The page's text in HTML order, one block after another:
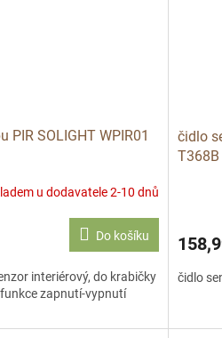
PIR SOLIGHT WPIR01
u dodavatele 2-10 dnů
Do košíku
interiérový, do krabičky
zapnutí-vypnutí
čidlo
T368B
čidlo